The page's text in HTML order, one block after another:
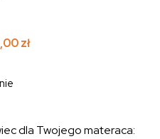
zł
dla Twojego materaca: